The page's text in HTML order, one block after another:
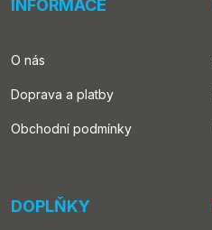
INFORMACE
O nás
Doprava a platby
Obchodní podmínky
DOPLŇKY